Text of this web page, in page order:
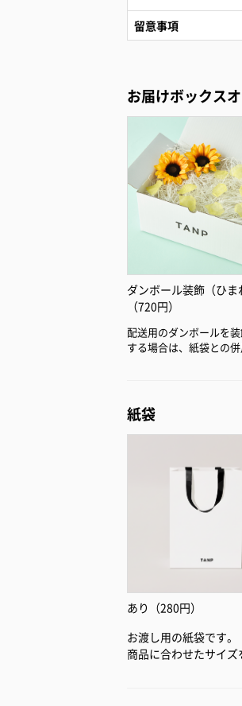
留意事項
お届けボックス
ダンボール装飾（ひま
（720円）
配送用のダンボールを
する場合は、紙袋との併
紙袋
あり（280円）
お渡し用の紙袋です。
商品に合わせたサイズ